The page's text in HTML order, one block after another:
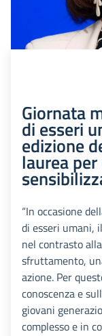
Giornata
di esseri
edizione
laurea
“In occasione
di esseri umani,
nel contrasto
sfruttamento,
azione. Per
conoscenza e
giovani
complesso e in